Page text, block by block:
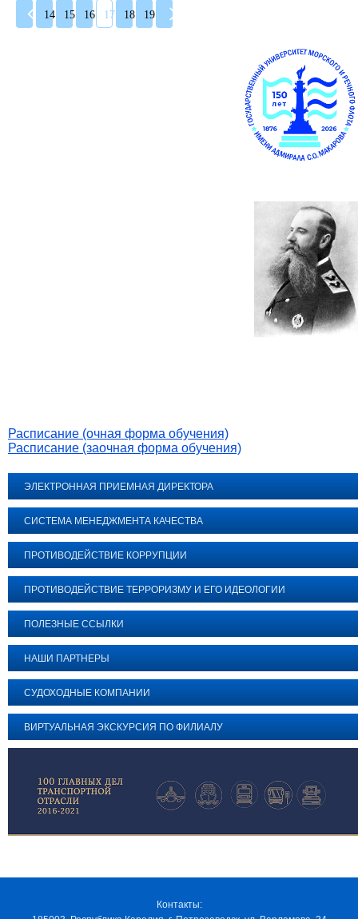
14 15 16 17 18 19
Расписание (очная форма обучения)
Расписание (заочная форма обучения)
ЭЛЕКТРОННАЯ ПРИЕМНАЯ ДИРЕКТОРА
СИСТЕМА МЕНЕДЖМЕНТА КАЧЕСТВА
ПРОТИВОДЕЙСТВИЕ КОРРУПЦИИ
ПРОТИВОДЕЙСТВИЕ ТЕРРОРИЗМУ И ЕГО ИДЕОЛОГИИ
ПОЛЕЗНЫЕ ССЫЛКИ
НАШИ ПАРТНЕРЫ
СУДОХОДНЫЕ КОМПАНИИ
ВИРТУАЛЬНАЯ ЭКСКУРСИЯ ПО ФИЛИАЛУ
Контакты: